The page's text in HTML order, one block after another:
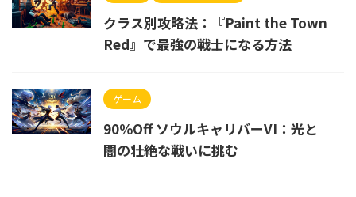
クラス別攻略法：『Paint the Town
Red』で最強の戦士になる方法
ゲーム
90％Off ソウルキャリバーVI：光と
闇の壮絶な戦いに挑む